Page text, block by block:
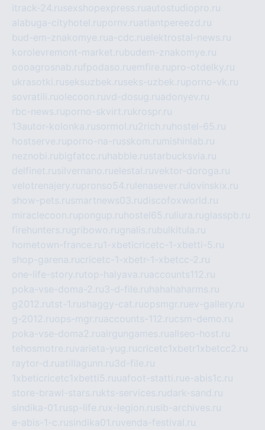
itrack-24.rusexshopexpress.ruautostudiopro.ru
alabuga-cityhotel.rupornv.ruatlantpereezd.ru
bud-em-znakomye.rua-cdc.ruelektrostal-news.ru
korolevremont-market.rubudem-znakomye.ru
oooagrosnab.rufpodaso.ruemfire.rupro-otdelky.ru
ukrasotki.ruseksuzbek.ruseks-uzbek.ruporno-vk.ru
sovratili.ruolecoon.ruvd-dosug.ruadonyev.ru
rbc-news.ruporno-skvirt.rukrospr.ru
13autor-kolonka.rusormol.ru2rich.ru hostel-65.ru
hostserve.ruporno-na-russkom.ru mishinlab.ru
neznobi.rubigfatcc.ru habble.rustarbucksvia.ru
delfinet.rusilvernano.ruelestal.ruvektor-doroga.ru
velotrenajery.rupronso54.ru lenasever.ru lovinskix.ru
show-pets.rusmartnews03.rudiscofoxworld.ru
miraclecoon.rupongup.ru hostel65.ru liura.ruglasspb.ru
firehunters.rugribowo.rugnalis.rubulkitula.ru
hometown-france.ru1-xbeticricetc-1-xbetti-5.ru
shop-garena.rucricetc-1-xbetr-1-xbetcc-2.ru
one-life-story.rutop-halyava.ruaccounts112.ru
poka-vse-doma-2.ru3-d-file.ru hahahaharms.ru
g2012.rutst-1.rushaggy-cat.ruopsmgr.ruev-gallery.ru
g-2012.ruops-mgr.ruaccounts-112.rucsm-demo.ru
poka-vse-doma2.ruairgungames.ruallseo-host.ru
tehosmotre.ruvarieta-yug.rucricetc1xbetr1xbetcc2.ru
raytor-d.ruatillagunn.ru3d-file.ru
1xbeticricetc1xbetti5.ruuafoot-statti.rue-abis1c.ru
store-brawl-stars.rukts-services.rudark-sand.ru
sindika-01.rusp-life.rux-legion.rusib-archives.ru
e-abis-1-c.rusindika01.ruvenda-festival.ru